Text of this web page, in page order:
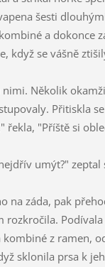
šesti
a dokonce
když se vášně
nimi. Několik
Přitiskla
řekla, "Příště si
umýt?" zeptal
na záda, pak
rozkročila.
z ramen,
sklonila prsa k